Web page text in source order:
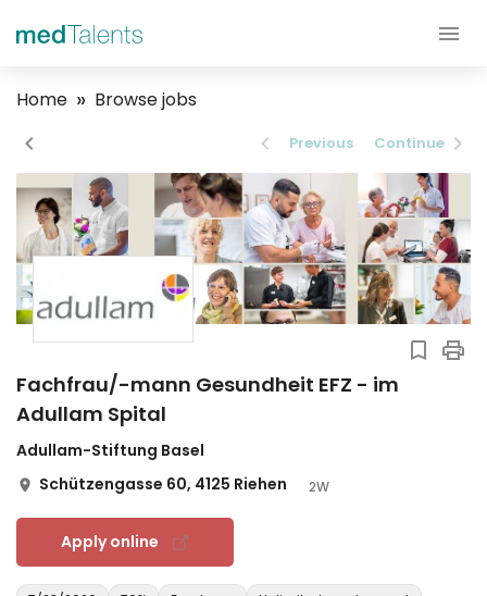
Home Browse jobs
Previous Continue
Fachfrau/-mann Gesundheit EFZ - im
Adullam Spital
Adullam-Stiftung Basel
Schützengasse 60, 4125 Riehen
2W
Apply online